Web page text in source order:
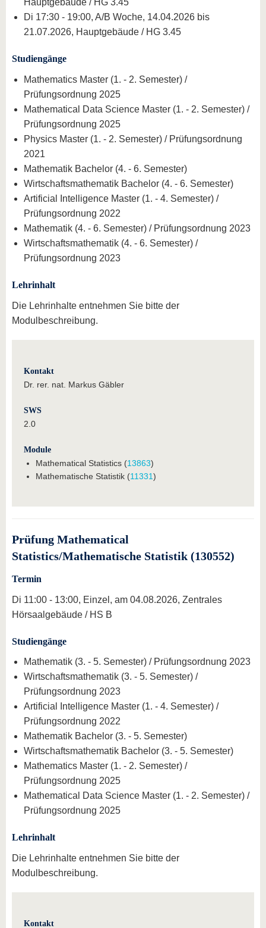
Di 17:30 - 19:00, A/B Woche, 14.04.2026 bis
21.07.2026, Hauptgebäude / HG 3.45
Studiengänge
Mathematics Master (1. - 2. Semester) /
Prüfungsordnung 2025
Mathematical Data Science Master (1. - 2. Semester) /
Prüfungsordnung 2025
Physics Master (1. - 2. Semester) / Prüfungsordnung
2021
Mathematik Bachelor (4. - 6. Semester)
Wirtschaftsmathematik Bachelor (4. - 6. Semester)
Artificial Intelligence Master (1. - 4. Semester) /
Prüfungsordnung 2022
Mathematik (4. - 6. Semester) / Prüfungsordnung 2023
Wirtschaftsmathematik (4. - 6. Semester) /
Prüfungsordnung 2023
Lehrinhalt
Die Lehrinhalte entnehmen Sie bitte der
Modulbeschreibung.
Kontakt
Dr. rer. nat. Markus Gäbler
SWS
2.0
Module
Mathematical Statistics (13863)
Mathematische Statistik (11331)
Prüfung Mathematical
Statistics/Mathematische Statistik (130552)
Termin
Di 11:00 - 13:00, Einzel, am 04.08.2026, Zentrales
Hörsaalgebäude / HS B
Studiengänge
Mathematik (3. - 5. Semester) / Prüfungsordnung 2023
Wirtschaftsmathematik (3. - 5. Semester) /
Prüfungsordnung 2023
Artificial Intelligence Master (1. - 4. Semester) /
Prüfungsordnung 2022
Mathematik Bachelor (3. - 5. Semester)
Wirtschaftsmathematik Bachelor (3. - 5. Semester)
Mathematics Master (1. - 2. Semester) /
Prüfungsordnung 2025
Mathematical Data Science Master (1. - 2. Semester) /
Prüfungsordnung 2025
Lehrinhalt
Die Lehrinhalte entnehmen Sie bitte der
Modulbeschreibung.
Kontakt